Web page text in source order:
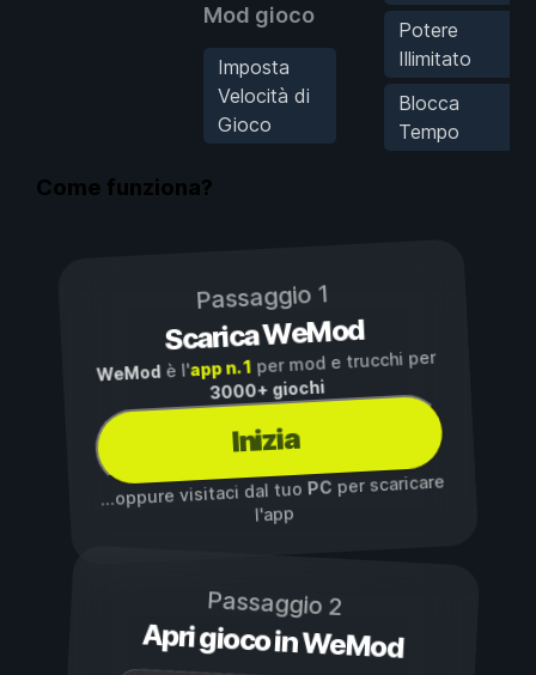
Mod gioco
Imposta
Velocità di
Gioco
Potere
Illimitato
Blocca
Tempo
Come funziona?
Passaggio 1
Scarica WeMod
WeMod è l'app n. 1per mod e trucchi per
3000+ giochi
Inizia
...oppure visitaci dal tuoPC per scaricare
l'app
Passaggio 2
Apri gioco in WeMod